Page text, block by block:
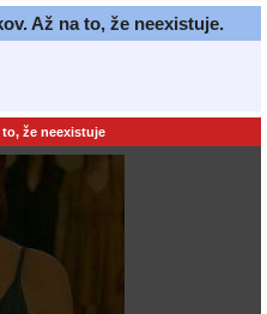
Až na to, že neexistuje.
že neexistuje